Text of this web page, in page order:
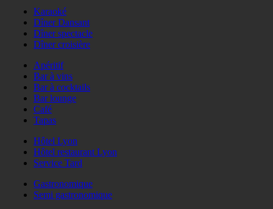
Karaoké
Dîner Dansant
Dîner spectacle
Dîner croisière
Apéritif
Bar à vins
Bar à cocktails
Bar lounge
Café
Tapas
Hôtel Lyon
Hôtel restaurant Lyon
Service Tard
Gastronomique
Semi gastronomique